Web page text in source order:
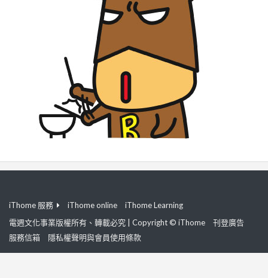
iThome 服務 iThome online
iThome Learning
電週文化事業版權所有、轉載必究 | Copyright © iThome
刊登廣告
服務信箱
隱私權聲明與會員使用條款